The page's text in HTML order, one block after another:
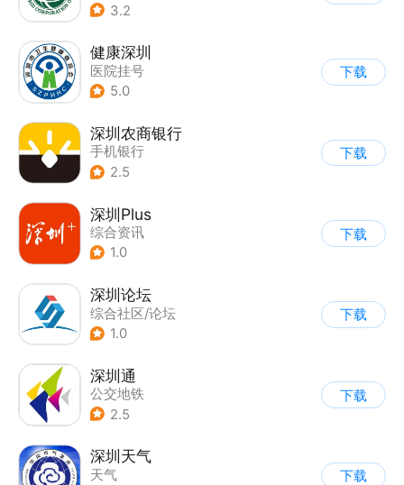
3.2
健康深圳
医院挂号
5.0
下载
深圳农商银行
手机银行
2.5
下载
深圳Plus
综合资讯
1.0
下载
深圳论坛
综合社区/论坛
1.0
下载
深圳通
公交地铁
2.5
下载
深圳天气
天气
下载